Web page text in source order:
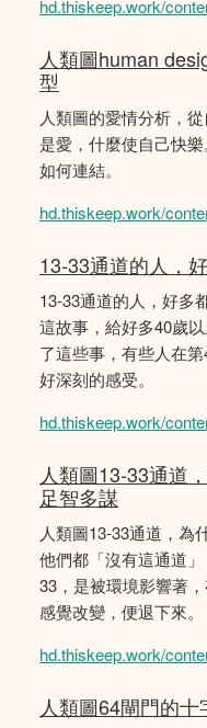
hd.thiskeep.work/
人類圖human
型
人類圖的愛情分析，
是愛，什麼使自己快
如何連結。
hd.thiskeep.work/
13-33通道的人，
13-33通道的人，好多
這故事，給好多40歲
了這些事，有些人在第
好深刻的感受。
hd.thiskeep.work/
人類圖13-33通道
足智多謀
人類圖13-33通道，為
他們都「沒有這通道
33，是被環境影響著
感覺改變，便退下來。
hd.thiskeep.work/
人類圖64閘門的